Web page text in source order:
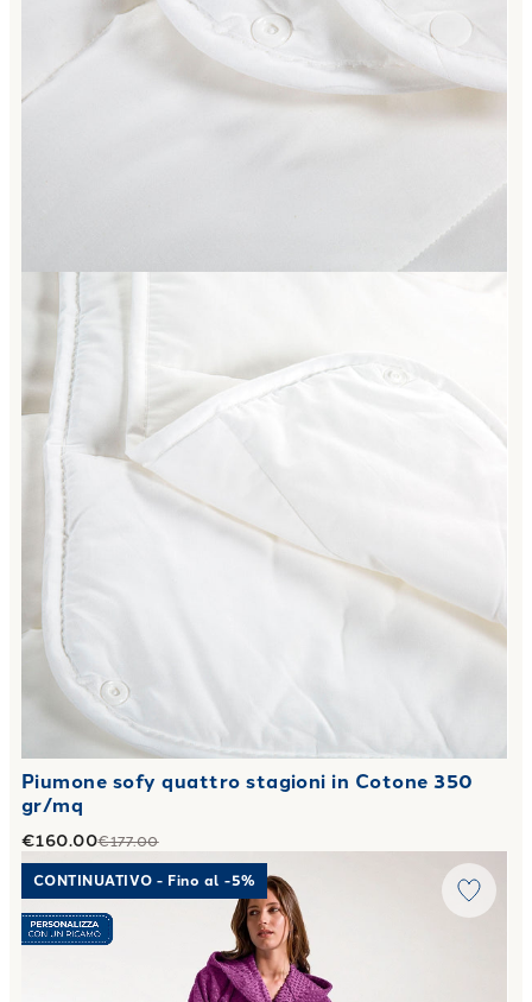
Piumone sofy quattro stagioni in Cotone 350
gr/mq
€160.00€177.00
Link to "Accappatoio con Cappuccio Sirena in Cotone 450
CONTINUATIVO - Fino al -5%